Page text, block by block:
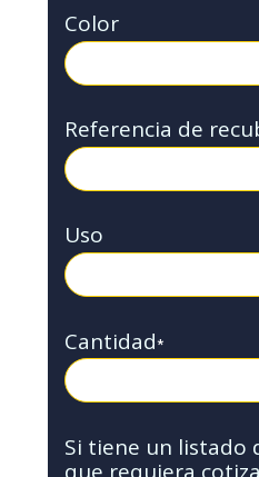
Color
Referencia de
Uso
Cantidad*
Si tiene un listado